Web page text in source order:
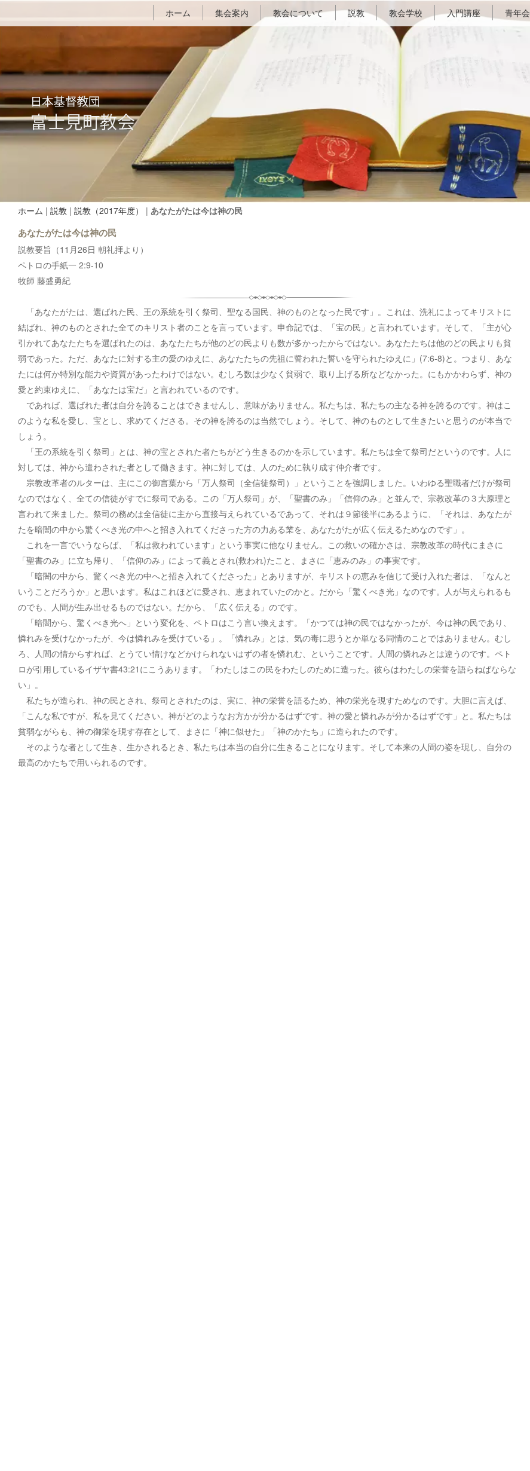
ホーム 集会案内 教会について 説教 教会学校 入門講座 青年会
ホーム | 説教 | 説教（2017年度） | あなたがたは今は神の民
あなたがたは今は神の民
説教要旨（11月26日 朝礼拝より）
ペトロの手紙一 2:9-10
牧師 藤盛勇紀
「あなたがたは、選ばれた民、王の系統を引く祭司、聖なる国民、神のものとなった民です」。これは、洗礼によってキリストに
結ばれ、神のものとされた全てのキリスト者のことを言っています。申命記では、「宝の民」と言われています。そして、「主が心
引かれてあなたたちを選ばれたのは、あなたたちが他のどの民よりも数が多かったからではない。あなたたちは他のどの民よりも貧
弱であった。ただ、あなたに対する主の愛のゆえに、あなたたちの先祖に誓われた誓いを守られたゆえに」(7:6-8)と。つまり、あな
たには何か特別な能力や資質があったわけではない。むしろ数は少なく貧弱で、取り上げる所などなかった。にもかかわらず、神の
愛と約束ゆえに、「あなたは宝だ」と言われているのです。
であれば、選ばれた者は自分を誇ることはできませんし、意味がありません。私たちは、私たちの主なる神を誇るのです。神はこ
のような私を愛し、宝とし、求めてくださる。その神を誇るのは当然でしょう。そして、神のものとして生きたいと思うのが本当で
しょう。
「王の系統を引く祭司」とは、神の宝とされた者たちがどう生きるのかを示しています。私たちは全て祭司だというのです。人に
対しては、神から遣わされた者として働きます。神に対しては、人のために執り成す仲介者です。
宗教改革者のルターは、主にこの御言葉から「万人祭司（全信徒祭司）」ということを強調しました。いわゆる聖職者だけが祭司
なのではなく、全ての信徒がすでに祭司である。この「万人祭司」が、「聖書のみ」「信仰のみ」と並んで、宗教改革の３大原理と
言われて来ました。祭司の務めは全信徒に主から直接与えられているであって、それは９節後半にあるように、「それは、あなたが
たを暗闇の中から驚くべき光の中へと招き入れてくださった方の力ある業を、あなたがたが広く伝えるためなのです」。
これを一言でいうならば、「私は救われています」という事実に他なりません。この救いの確かさは、宗教改革の時代にまさに
「聖書のみ」に立ち帰り、「信仰のみ」によって義とされ(救われ)たこと、まさに「恵みのみ」の事実です。
「暗闇の中から、驚くべき光の中へと招き入れてくださった」とありますが、キリストの恵みを信じて受け入れた者は、「なんと
いうことだろうか」と思います。私はこれほどに愛され、恵まれていたのかと。だから「驚くべき光」なのです。人が与えられるも
のでも、人間が生み出せるものではない。だから、「広く伝える」のです。
「暗闇から、驚くべき光へ」という変化を、ペトロはこう言い換えます。「かつては神の民ではなかったが、今は神の民であり、
憐れみを受けなかったが、今は憐れみを受けている」。「憐れみ」とは、気の毒に思うとか単なる同情のことではありません。むし
ろ、人間の情からすれば、とうてい情けなどかけられないはずの者を憐れむ、ということです。人間の憐れみとは違うのです。ペト
ロが引用しているイザヤ書43:21にこうあります。「わたしはこの民をわたしのために造った。彼らはわたしの栄誉を語らねばならな
い」。
私たちが造られ、神の民とされ、祭司とされたのは、実に、神の栄誉を語るため、神の栄光を現すためなのです。大胆に言えば、
「こんな私ですが、私を見てください。神がどのようなお方かが分かるはずです。神の愛と憐れみが分かるはずです」と。私たちは
貧弱ながらも、神の御栄を現す存在として、まさに「神に似せた」「神のかたち」に造られたのです。
そのような者として生き、生かされるとき、私たちは本当の自分に生きることになります。そして本来の人間の姿を現し、自分の
最高のかたちで用いられるのです。